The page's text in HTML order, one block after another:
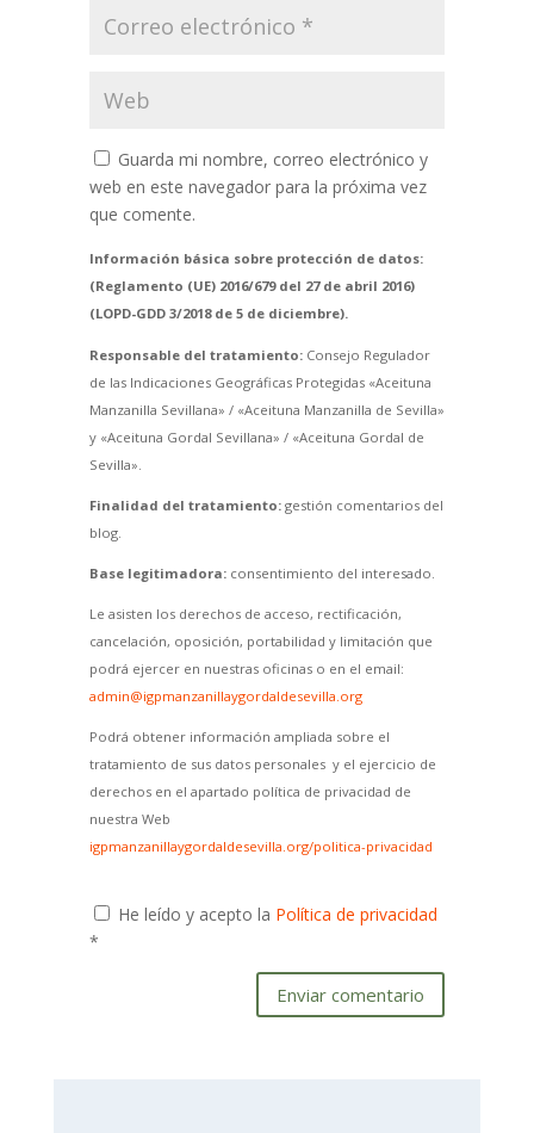
Guarda mi nombre, correo electrónico y
web en este navegador para la próxima vez
que comente.
Información básica sobre protección de datos:
(Reglamento (UE) 2016/679 del 27 de abril 2016)
(LOPD-GDD 3/2018 de 5 de diciembre).
Responsable del tratamiento:Consejo Regulador
de las Indicaciones Geográficas Protegidas «Aceituna
Manzanilla Sevillana» / «Aceituna Manzanilla de Sevilla»
y «Aceituna Gordal Sevillana» / «Aceituna Gordal de
Sevilla».
Finalidad del tratamiento:gestión comentarios del
blog.
Base legitimadora:consentimiento del interesado.
Le asisten los derechos de acceso, rectificación,
cancelación, oposición, portabilidad y limitación que
podrá ejercer en nuestras oficinas o en el email:
admin@igpmanzanillaygordaldesevilla.org
Podrá obtener información ampliada sobre el
tratamiento de sus datos personales y el ejercicio de
derechos en el apartado política de privacidad de
nuestra Web
igpmanzanillaygordaldesevilla.org/politica-privacidad
He leído y acepto la Política de privacidad
*
Enviar comentario